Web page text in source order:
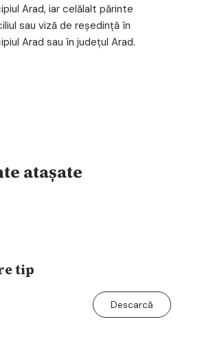
Arad, iar celălalt părinte
sau viză de reşedinţă în
Arad sau în judeţul Arad.
atașate
tip
Descarcă